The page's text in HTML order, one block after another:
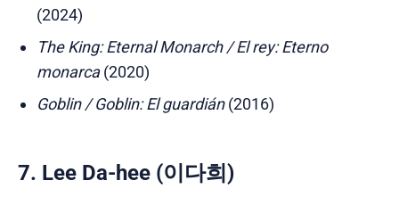
(2024)
The King: Eternal Monarch / El rey: Eterno
monarca(2020)
Goblin / Goblin: El guardián(2016)
7. Lee Da-hee (이다희)